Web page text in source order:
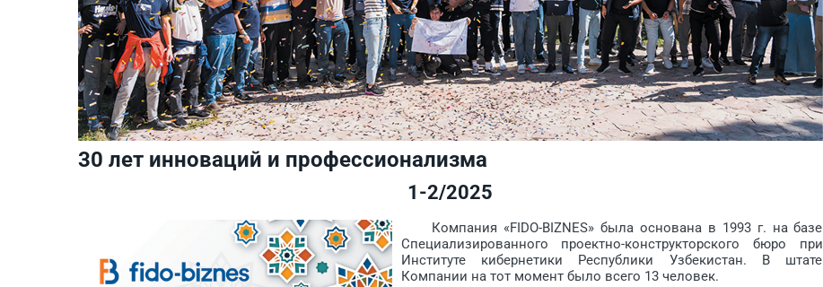
30 лет инноваций и профессионализма
1-2/2025
Компания «FIDO-BIZNES» была основана в 1993 г. на базе
Специализированного проектно-конструкторского бюро при
Институте кибернетики Республики Узбекистан. В штате
Компании на тот момент было всего 13 человек.